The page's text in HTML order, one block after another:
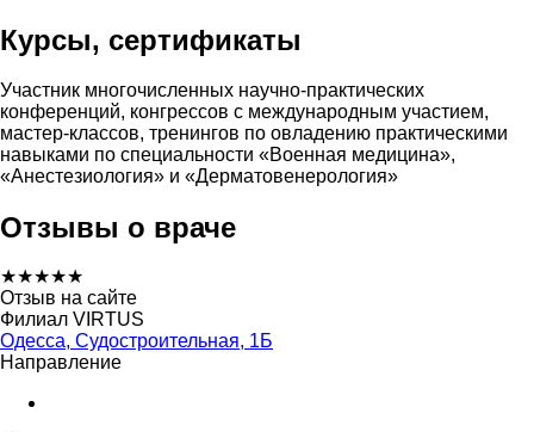
Курсы, сертификаты
Участник многочисленных научно-практических
конференций, конгрессов с международным участием,
мастер-классов, тренингов по овладению практическими
навыками по специальности «Военная медицина»,
«Анестезиология» и «Дерматовенерология»
Отзывы о враче
★★★★★
Отзыв на сайте
Филиал VIRTUS
Одесса, Судостроительная, 1Б
Направление